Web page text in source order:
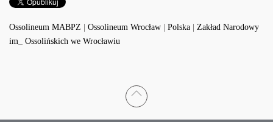
Ossolineum MABPZ Ossolineum Wrocław Polska
Zakład Narodowy
im_ Ossolińskich we Wrocławiu